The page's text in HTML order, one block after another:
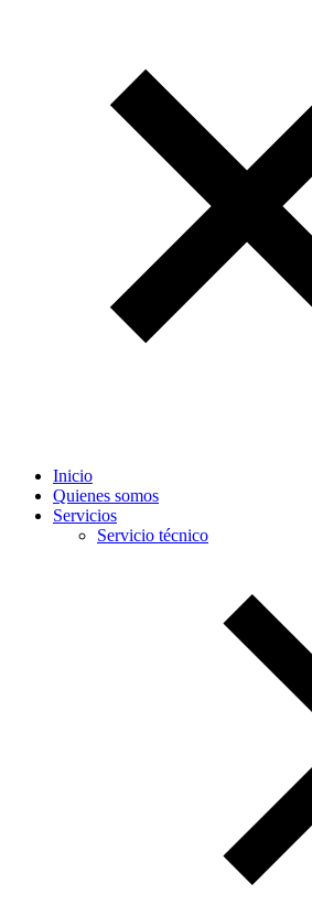
Inicio
Quienes somos
Servicios
Servicio técnico